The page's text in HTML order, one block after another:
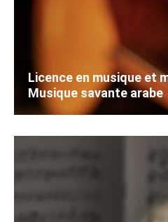
Licence en musique et
Musique savante arabe